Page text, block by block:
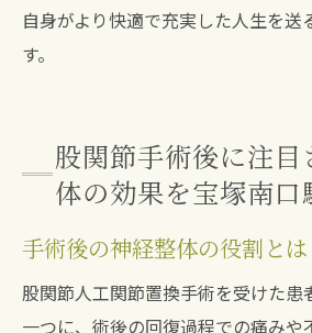
自身がより快適で充実した人生を送
す。
股関節手術後に注
体の効果を宝塚南口
手術後の神経整体の役割とは
股関節人工関節置換手術を受けた患
一つに、術後の回復過程での痛みや